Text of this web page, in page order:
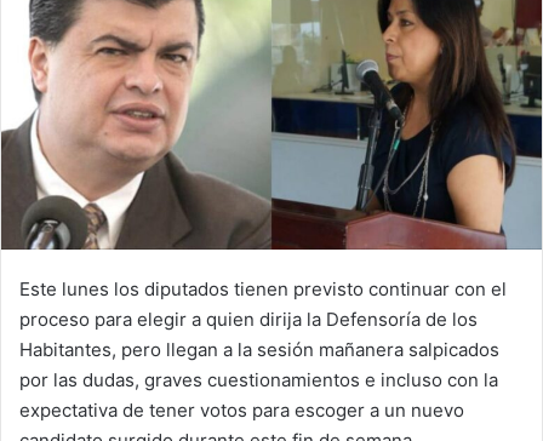
Este lunes los diputados tienen previsto continuar con el
proceso para elegir a quien dirija la Defensoría de los
Habitantes, pero llegan a la sesión mañanera salpicados
por las dudas, graves cuestionamientos e incluso con la
expectativa de tener votos para escoger a un nuevo